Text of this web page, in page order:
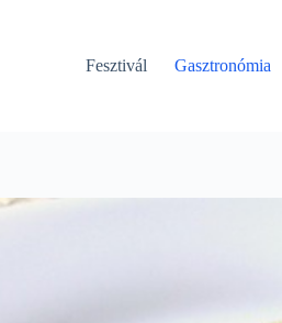
Fesztivál Gasztronómia